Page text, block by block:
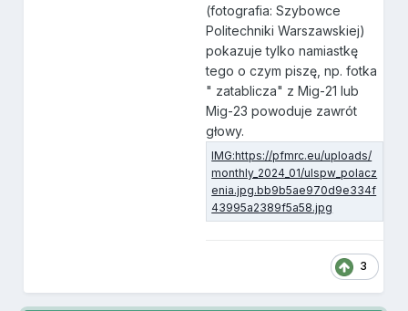
(fotografia: Szybowce
Politechniki Warszawskiej)
pokazuje tylko namiastkę
tego o czym piszę, np. fotka
" zatablicza" z Mig-21 lub
Mig-23 powoduje zawrót
głowy.
3